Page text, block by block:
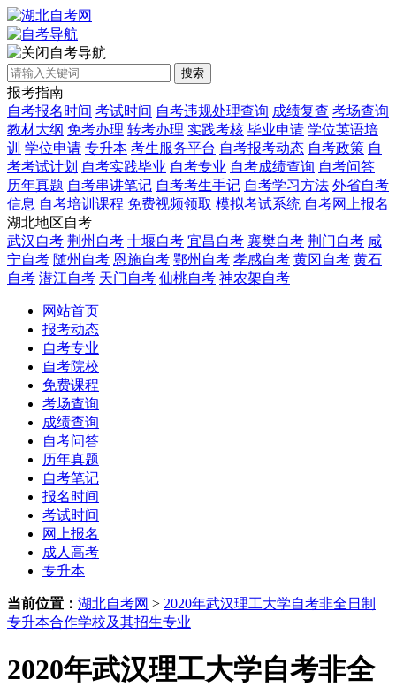
自考导航
搜索
报考指南
自考报名时间 考试时间 自考违规处理查询 成绩复查 考场查询
教材大纲 免考办理 转考办理 实践考核 毕业申请 学位英语培
训 学位申请 专升本 考生服务平台 自考报考动态 自考政策 自
考考试计划 自考实践毕业 自考专业 自考成绩查询 自考问答
历年真题 自考串讲笔记 自考考生手记 自考学习方法 外省自考
信息 自考培训课程 免费视频领取 模拟考试系统 自考网上报名
湖北地区自考
武汉自考 荆州自考 十堰自考 宜昌自考 襄樊自考 荆门自考 咸
宁自考 随州自考 恩施自考 鄂州自考 孝感自考 黄冈自考 黄石
自考 潜江自考 天门自考 仙桃自考 神农架自考
网站首页
报考动态
自考专业
自考院校
免费课程
考场查询
成绩查询
自考问答
历年真题
自考笔记
报名时间
考试时间
网上报名
成人高考
专升本
当前位置： 湖北自考网 > 2020年武汉理工大学自考非全日制
专升本合作学校及其招生专业
2020年武汉理工大学自考非全